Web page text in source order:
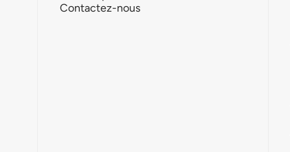
Contactez-nous